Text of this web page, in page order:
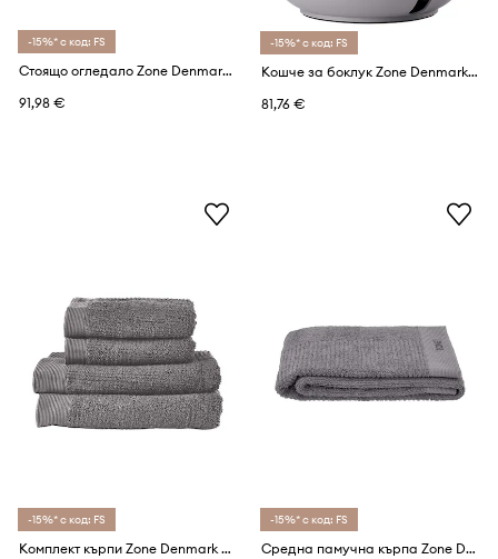
-15%* с код: FS
Стоящо огледало Zone Denmark Ume 19 x 19 cm
91,98 €
-15%* с код: FS
Кошче за боклук Zone Denmark Nova 5 L
81,76 €
-15%* с код: FS
Комплект кърпи Zone Denmark od 50 do 104 cm (4 броя)
-15%* с код: FS
Средна памучна кърпа Zone Denmark Classic Grey 70 x 140 cm